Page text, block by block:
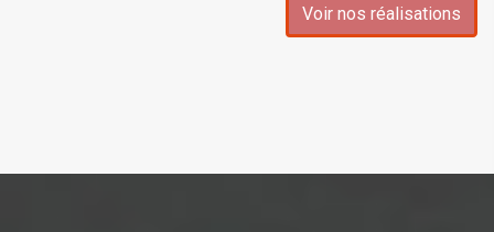
Voir nos réalisations